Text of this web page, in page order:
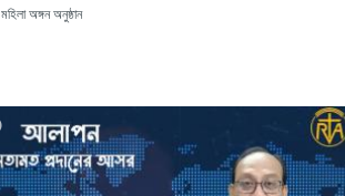
মহিলা অঙ্গন অনুষ্ঠান